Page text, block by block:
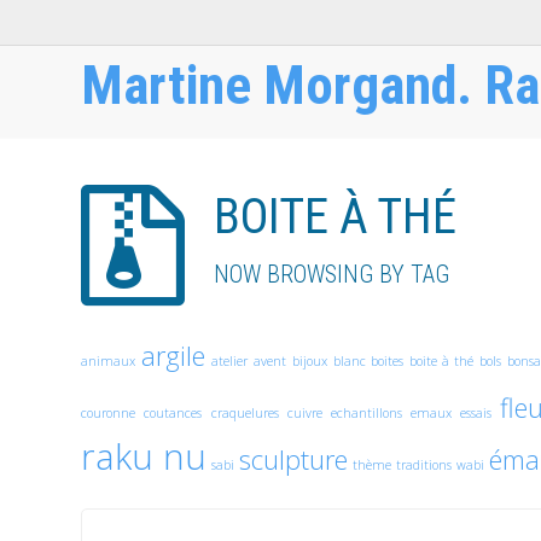
Martine Morgand.
BOITE À THÉ
NOW BROWSING BY TAG
animaux argile atelier avent bijoux blanc boites boite à thé bols
couronne coutances craquelures cuivre echantillons emaux essais
raku nu sabi sculpture thème traditions wabi